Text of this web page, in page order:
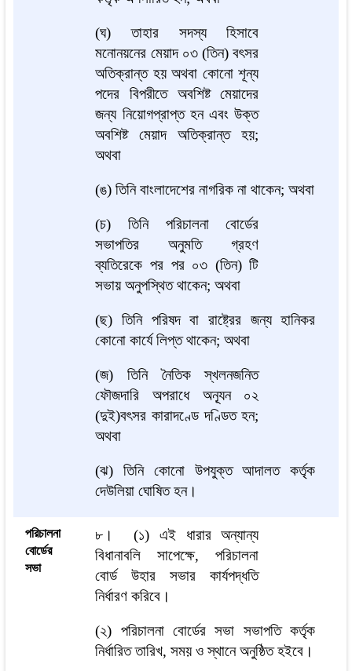
(ঘ) তাহার সদস্য হিসাবে
মনোনয়নের মেয়াদ ০৩ (তিন) বৎসর
অতিক্রান্ত হয় অথবা কোনো শূন্য
পদের বিপরীতে অবশিষ্ট মেয়াদের
জন্য নিয়োগপ্রাপ্ত হন এবং উক্ত
অবশিষ্ট মেয়াদ অতিক্রান্ত হয়;
অথবা
(ঙ) তিনি বাংলাদেশের নাগরিক না থাকেন; অথবা
(চ) তিনি পরিচালনা বোর্ডের
সভাপতির অনুমতি গ্রহণ
ব্যতিরেকে পর পর ০৩ (তিন) টি
সভায় অনুপস্থিত থাকেন; অথবা
(ছ) তিনি পরিষদ বা রাষ্ট্রের জন্য হানিকর
কোনো কার্যে লিপ্ত থাকেন; অথবা
(জ) তিনি নৈতিক স্খলনজনিত
ফৌজদারি অপরাধে অন্যূন ০২
(দুই)বৎসর কারাদণ্ডে দণ্ডিত হন;
অথবা
(ঝ) তিনি কোনো উপযুক্ত আদালত কর্তৃক
দেউলিয়া ঘোষিত হন।
পরিচালনা
বোর্ডের
সভা
৮।
(১) এই ধারার অন্যান্য
বিধানাবলি সাপেক্ষে, পরিচালনা
বোর্ড উহার সভার কার্যপদ্ধতি
নির্ধারণ করিবে।
(২) পরিচালনা বোর্ডের সভা সভাপতি কর্তৃক
নির্ধারিত তারিখ, সময় ও স্থানে অনুষ্ঠিত হইবে।